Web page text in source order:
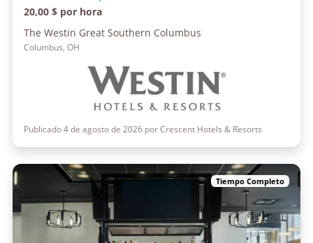
20,00 $ por hora
The Westin Great Southern Columbus
Columbus, OH
Publicado 4 de agosto de 2026 por Crescent Hotels & Resorts
Tiempo Completo